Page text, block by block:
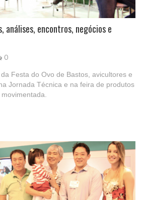
análises, encontros, negócios e
0
Festa do Ovo de Bastos, avicultores e
Jornada Técnica e na feira de produtos